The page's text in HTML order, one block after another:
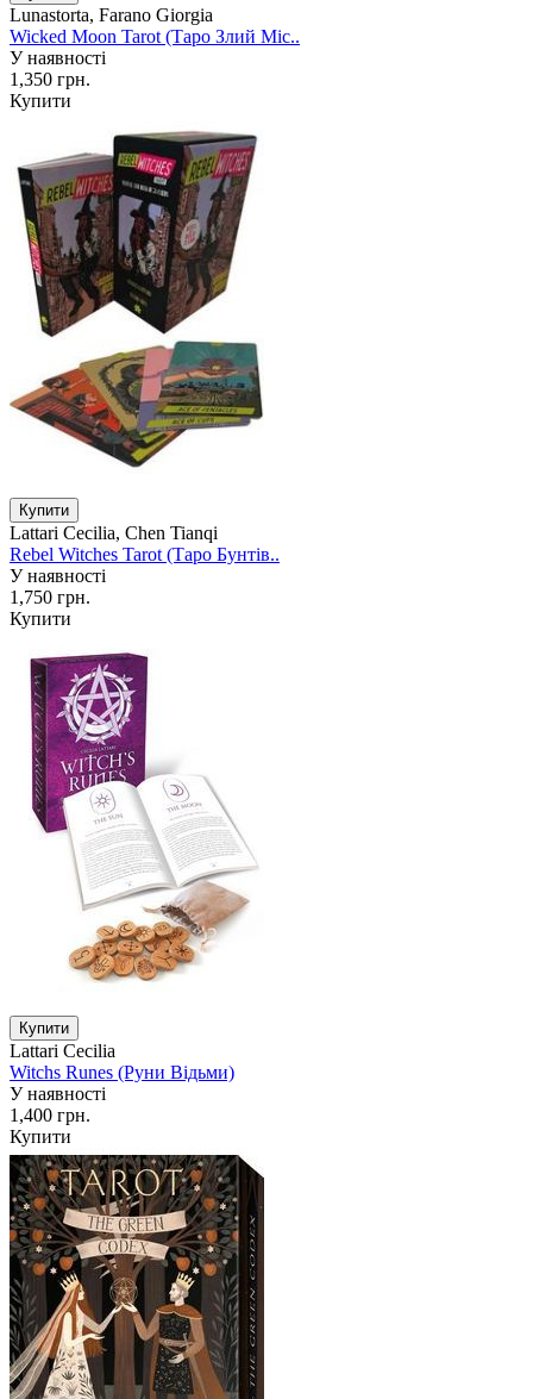
Lunastorta, Farano Giorgia
Wicked Moon Tarot (Таро Злий Міс..
У наявності
1,350 грн.
Купити
Lattari Cecilia, Chen Tianqi
Rebel Witches Tarot (Таро Бунтів..
У наявності
1,750 грн.
Купити
Lattari Cecilia
Witchs Runes (Руни Відьми)
У наявності
1,400 грн.
Купити